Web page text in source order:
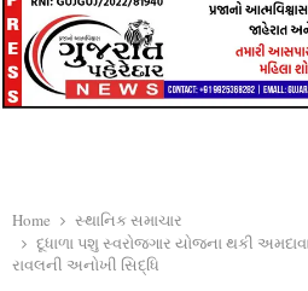
Home
સ્થાનિક સમાચાર
દૂધાળા પશુ સ્વરોજગાર યોજના થકી
રાવલની અનોખી સિદ્ધિ